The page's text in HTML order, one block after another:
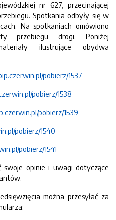
nr 627, przecinającej
Spotkania odbyły się w
Na spotkaniach omówiono
przebiegu drogi. Poniżej
ilustrujące obydwa
pobierz/1537
pobierz/1538
pobierz/1539
pobierz/1540
pobierz/1541
swoje opinie i uwagi dotyczące
można przesyłać za